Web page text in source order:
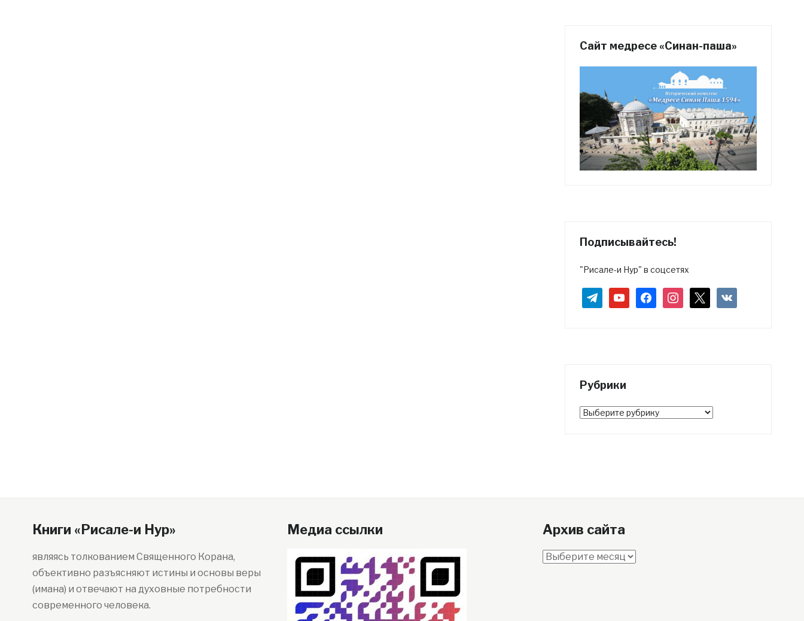
Сайт медресе «Синан-паша»
Подписывайтесь!
"Рисале-и Нур" в соцсетях
telegramyoutubefacebookinstagram vkontakte
Рубрики
Рубрики
Книги «Рисале-и Нур»
являясь толкованием Священного Корана,
объективно разъясняют истины и основы веры
(имана) и отвечают на духовные потребности
современного человека.
Медиа ссылки Архив сайта
Архив